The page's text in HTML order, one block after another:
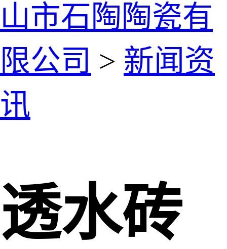
山市石陶陶瓷有
限公司 > 新闻资
讯
透水砖